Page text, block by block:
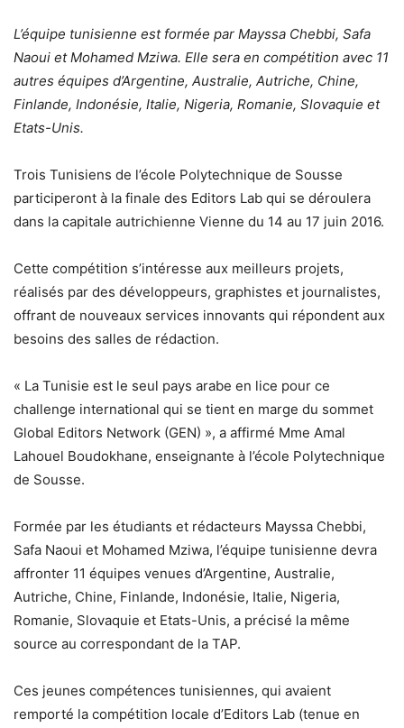
L’équipe tunisienne est formée par Mayssa Chebbi, Safa
Naoui et Mohamed Mziwa. Elle sera en compétition avec 11
autres équipes d’Argentine, Australie, Autriche, Chine,
Finlande, Indonésie, Italie, Nigeria, Romanie, Slovaquie et
Etats-Unis.
Trois Tunisiens de l’école Polytechnique de Sousse
participeront à la finale des Editors Lab qui se déroulera
dans la capitale autrichienne Vienne du 14 au 17 juin 2016.
Cette compétition s’intéresse aux meilleurs projets,
réalisés par des développeurs, graphistes et journalistes,
offrant de nouveaux services innovants qui répondent aux
besoins des salles de rédaction.
« La Tunisie est le seul pays arabe en lice pour ce
challenge international qui se tient en marge du sommet
Global Editors Network (GEN) », a affirmé Mme Amal
Lahouel Boudokhane, enseignante à l’école Polytechnique
de Sousse.
Formée par les étudiants et rédacteurs Mayssa Chebbi,
Safa Naoui et Mohamed Mziwa, l’équipe tunisienne devra
affronter 11 équipes venues d’Argentine, Australie,
Autriche, Chine, Finlande, Indonésie, Italie, Nigeria,
Romanie, Slovaquie et Etats-Unis, a précisé la même
source au correspondant de la TAP.
Ces jeunes compétences tunisiennes, qui avaient
remporté la compétition locale d’Editors Lab (tenue en